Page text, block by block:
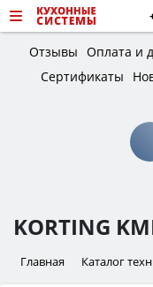
Отзывы Оплата и
Сертификаты
KORTING
Главная Каталог